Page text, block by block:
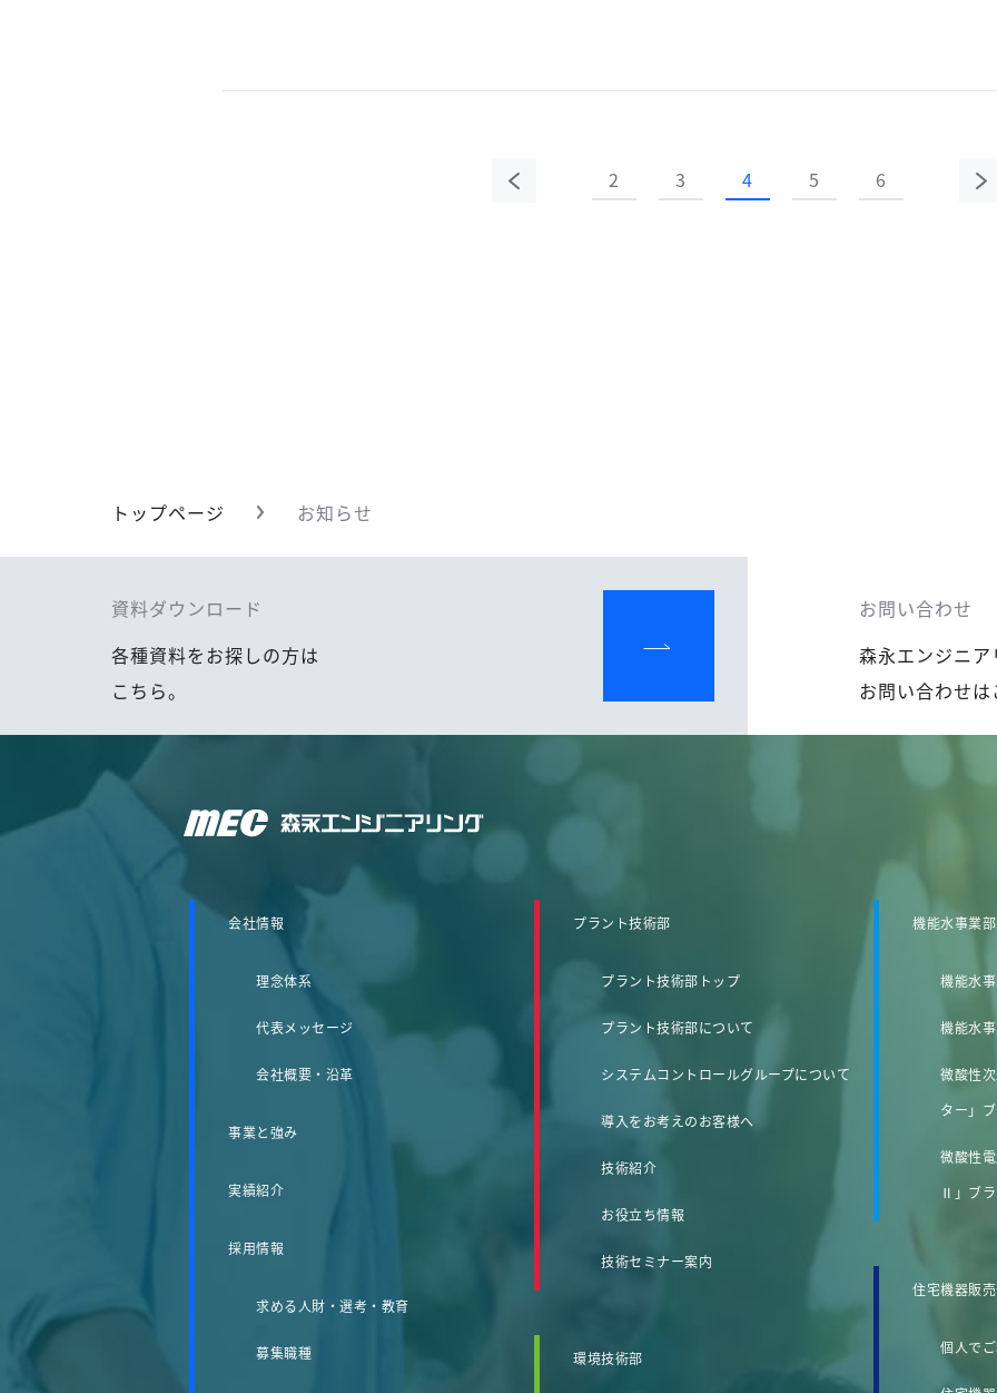
2 3 4 5
6
トップページ お知らせ
資料ダウンロード
各種資料をお探しの方は
こちら。
お問い合わせ
森永エンジニ
お問い合わせは
会社情報
理念体系
代表メッセージ
会社概要・沿革
事業と強み
実績紹介
採用情報
求める人財・選考・教育
募集職種
プラント技術部
プラント技術部トップ
プラント技術部について
システムコントロールグループについて
導入をお考えのお客様へ
技術紹介
お役立ち情報
技術セミナー案内
環境技術部
機能水事業部
機能水
機能水
微酸性
ター」
微酸性
Ⅱ」ブラ
住宅機器販
個人で